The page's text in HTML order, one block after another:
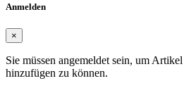
Anmelden
×
Sie müssen angemeldet sein, um
hinzufügen zu können.